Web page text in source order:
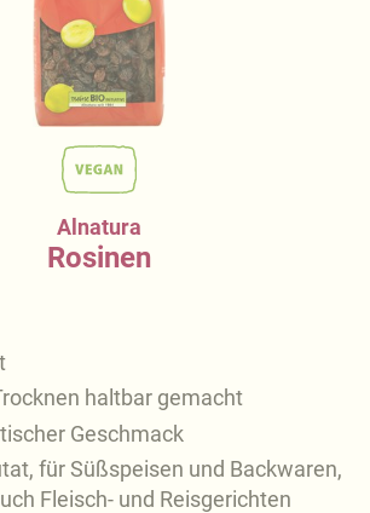
Alnatura
Rosinen
haltbar gemacht
Geschmack
für Süßspeisen und Backwaren,
Fleisch- und Reisgerichten